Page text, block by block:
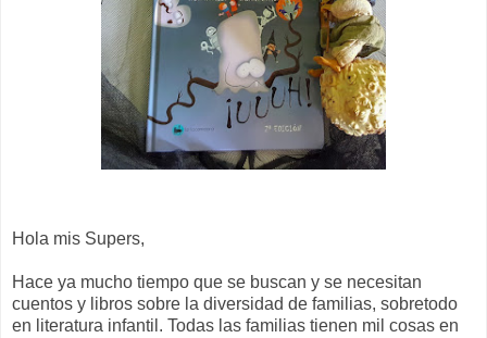
Hola mis Supers,
Hace ya mucho tiempo que se buscan y se necesitan
cuentos y libros sobre la diversidad de familias, sobretodo
en literatura infantil. Todas las familias tienen mil cosas en